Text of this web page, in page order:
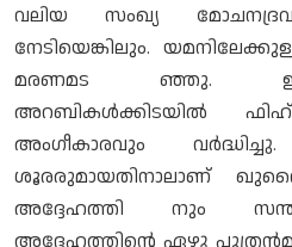
വലിയ സംഖ്യ
നേടിയെങ്കിലും.
മരണമട ഞ്ഞു. ഈ
അറബികള്‍ക്കിടയില്‍
അംഗീകാരവും
ശൂരരുമായതിനാലാണ്
അദ്ദേഹത്തി നും